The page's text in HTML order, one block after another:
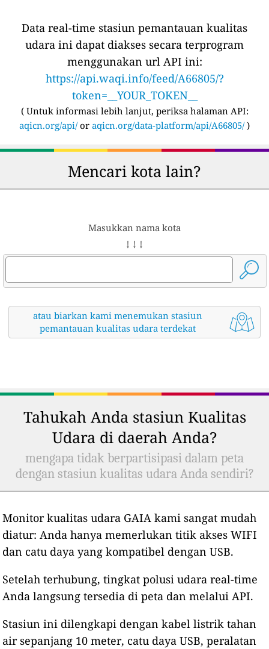
Data real-time stasiun pemantauan kualitas
udara ini dapat diakses secara terprogram
menggunakan url API ini:
https://api.waqi.info/feed/A66805/?
token=__YOUR_TOKEN__
( Untuk informasi lebih lanjut, periksa halaman API:
aqicn.org/api/or aqicn.org/data-platform/api/A66805/)
Mencari kota lain?
Masukkan nama kota
↓ ↓ ↓
atau biarkan kami menemukan stasiun
pemantauan kualitas udara terdekat
Tahukah Anda stasiun Kualitas
Udara di daerah Anda?
mengapa tidak berpartisipasi dalam peta
dengan stasiun kualitas udara Anda sendiri?
Monitor kualitas udara GAIA kami sangat mudah
diatur: Anda hanya memerlukan titik akses WIFI
dan catu daya yang kompatibel dengan USB.
Setelah terhubung, tingkat polusi udara real-time
Anda langsung tersedia di peta dan melalui API.
Stasiun ini dilengkapi dengan kabel listrik tahan
air sepanjang 10 meter, catu daya USB, peralatan